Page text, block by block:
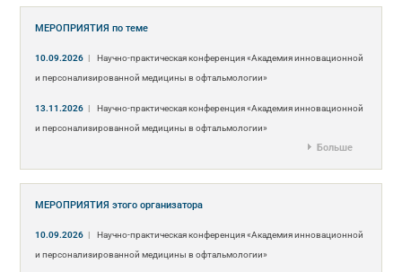
МЕРОПРИЯТИЯпо теме
10.09.2026 |
Научно-практическая конференция «Академия инновационной
и персонализированной медицины в офтальмологии»
13.11.2026 |
Научно-практическая конференция «Академия инновационной
и персонализированной медицины в офтальмологии»
Больше
МЕРОПРИЯТИЯэтого организатора
10.09.2026 |
Научно-практическая конференция «Академия инновационной
и персонализированной медицины в офтальмологии»